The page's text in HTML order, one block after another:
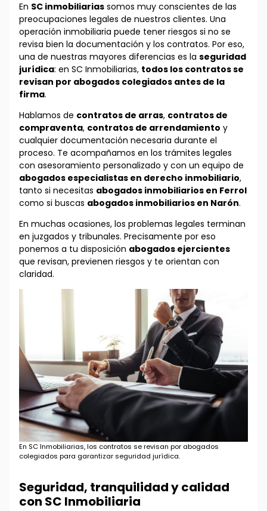
En SC inmobiliarias somos muy conscientes de las
preocupaciones legales de nuestros clientes. Una
operación inmobiliaria puede tener riesgos si no se
revisa bien la documentación y los contratos. Por eso,
una de nuestras mayores diferencias es la seguridad
jurídica: en SC Inmobiliarias, todos los contratos se
revisan por abogados colegiados antes de la
firma.
Hablamos de contratos de arras, contratos de
compraventa, contratos de arrendamiento y
cualquier documentación necesaria durante el
proceso. Te acompañamos en los trámites legales
con asesoramiento personalizado y con un equipo de
abogados especialistas en derecho inmobiliario,
tanto si necesitas abogados inmobiliarios en Ferrol
como si buscas abogados inmobiliarios en Narón.
En muchas ocasiones, los problemas legales terminan
en juzgados y tribunales. Precisamente por eso
ponemos a tu disposición abogados ejercientes
que revisan, previenen riesgos y te orientan con
claridad.
En SC Inmobiliarias, los contratos se revisan por abogados
colegiados para garantizar seguridad jurídica.
Seguridad, tranquilidad y calidad
con SC Inmobiliaria